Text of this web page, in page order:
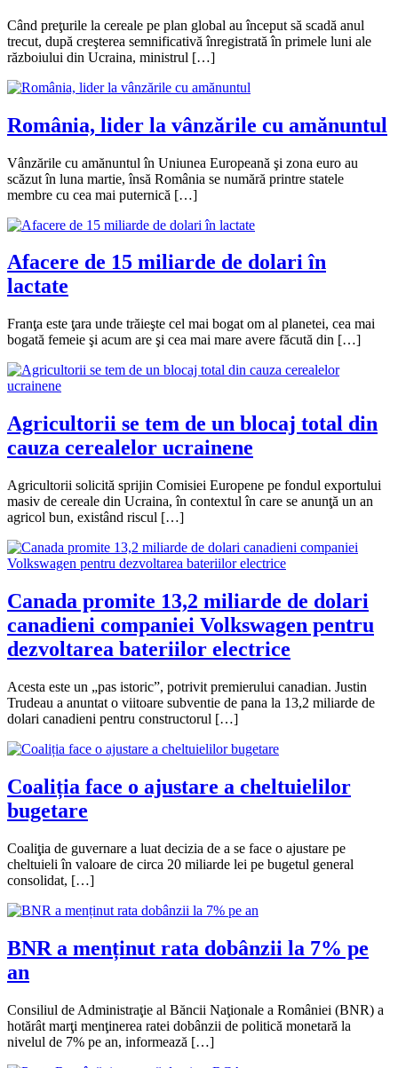
Când preţurile la cereale pe plan global au început să scadă anul
trecut, după creşterea semnificativă înregistrată în primele luni ale
războiului din Ucraina, ministrul […]
România, lider la vânzările cu amănuntul
Vânzările cu amănuntul în Uniunea Europeană şi zona euro au
scăzut în luna martie, însă România se numără printre statele
membre cu cea mai puternică […]
Afacere de 15 miliarde de dolari în
lactate
Franţa este ţara unde trăieşte cel mai bogat om al planetei, cea mai
bogată femeie şi acum are şi cea mai mare avere făcută din […]
Agricultorii se tem de un blocaj total din
cauza cerealelor ucrainene
Agricultorii solicită sprijin Comisiei Europene pe fondul exportului
masiv de cereale din Ucraina, în contextul în care se anunţă un an
agricol bun, existând riscul […]
Canada promite 13,2 miliarde de dolari
canadieni companiei Volkswagen pentru
dezvoltarea bateriilor electrice
Acesta este un „pas istoric”, potrivit premierului canadian. Justin
Trudeau a anuntat o viitoare subventie de pana la 13,2 miliarde de
dolari canadieni pentru constructorul […]
Coaliția face o ajustare a cheltuielilor
bugetare
Coaliţia de guvernare a luat decizia de a se face o ajustare pe
cheltuieli în valoare de circa 20 miliarde lei pe bugetul general
consolidat, […]
BNR a menținut rata dobânzii la 7% pe
an
Consiliul de Administraţie al Băncii Naţionale a României (BNR) a
hotărât marţi menţinerea ratei dobânzii de politică monetară la
nivelul de 7% pe an, informează […]